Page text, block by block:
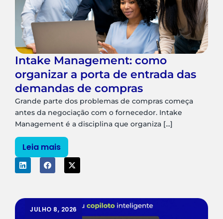
Intake Management: como
organizar a porta de entrada das
demandas de compras
Grande parte dos problemas de compras começa
antes da negociação com o fornecedor. Intake
Management é a disciplina que organiza [...]
Leia mais
JULHO 8, 2026